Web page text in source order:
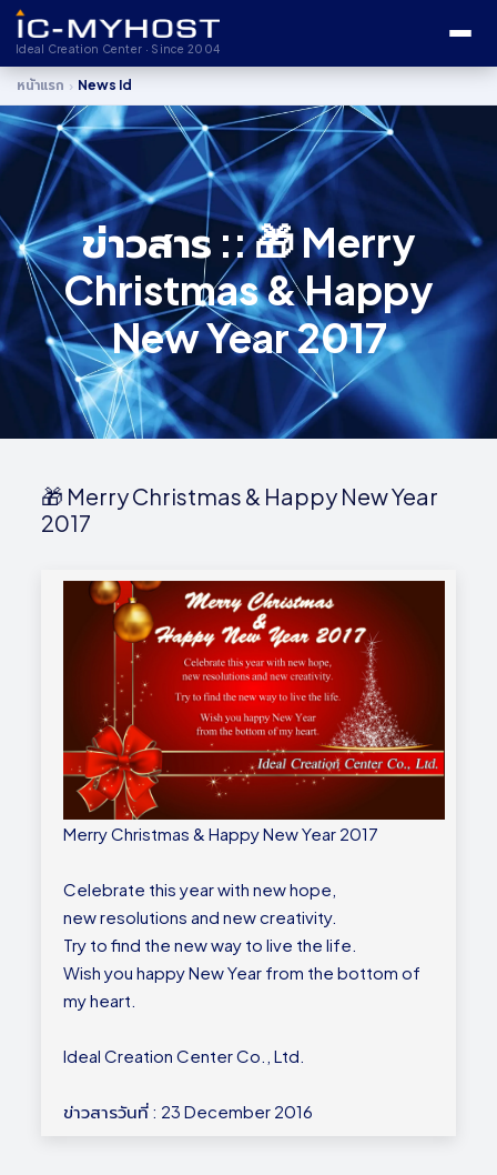
Ideal Creation Center · Since 2004
หน้าแรก › News Id
ข่าวสาร :: 🎁 Merry
Christmas & Happy
New Year 2017
🎁 Merry Christmas & Happy New Year
2017
Merry Christmas & Happy New Year 2017
Celebrate this year with new hope,
new resolutions and new creativity.
Try to find the new way to live the life.
Wish you happy New Year from the bottom of
my heart.
Ideal Creation Center Co., Ltd.
ข่าวสารวันที่ : 23 December 2016